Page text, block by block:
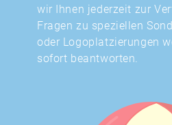
wir Ihnen jederzeit zur
Fragen zu speziellen
oder Logoplatzierungen
sofort beantworten.